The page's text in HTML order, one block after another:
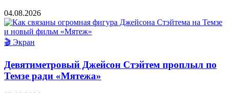
04.08.2026
🎬 Экран
Девятиметровый Джейсон Стэйтем проплыл по
Темзе ради «Мятежа»